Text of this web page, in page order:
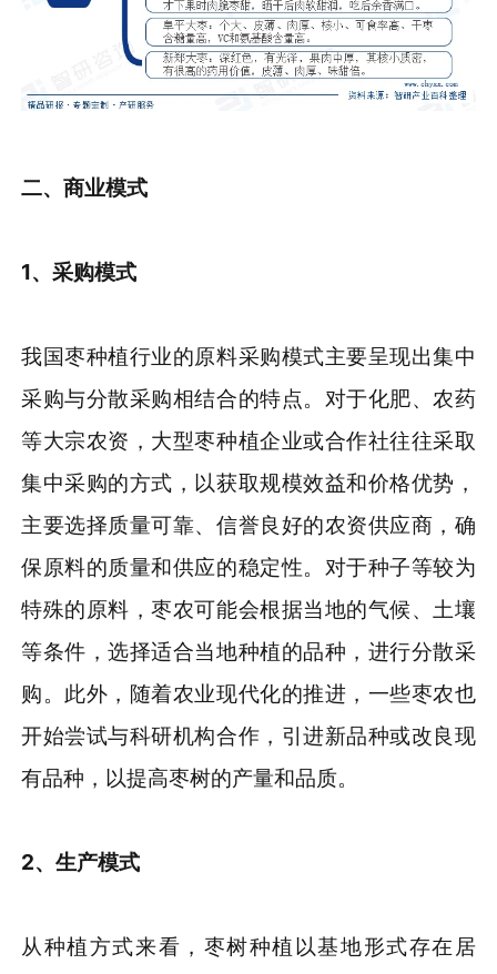
二、商业模式
1、采购模式
我国枣种植行业的原料采购模式主要呈现出集中
采购与分散采购相结合的特点。对于化肥、农药
等大宗农资，大型枣种植企业或合作社往往采取
集中采购的方式，以获取规模效益和价格优势，
主要选择质量可靠、信誉良好的农资供应商，确
保原料的质量和供应的稳定性。对于种子等较为
特殊的原料，枣农可能会根据当地的气候、土壤
等条件，选择适合当地种植的品种，进行分散采
购。此外，随着农业现代化的推进，一些枣农也
开始尝试与科研机构合作，引进新品种或改良现
有品种，以提高枣树的产量和品质。
2、生产模式
从种植方式来看，枣树种植以基地形式存在居